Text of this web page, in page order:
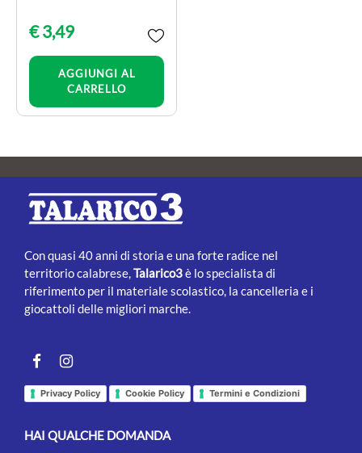
€ 3,49
AGGIUNGI AL
CARRELLO
Con quasi 40 anni di storia e una forte radice nel
territorio calabrese,Talarico3è lo specialista di
riferimento per il materiale scolastico, la cancelleria e i
giocattoli delle migliori marche.
Facebookinstagram
Privacy Policy Cookie Policy Termini e Condizioni
HAI QUALCHE DOMANDA